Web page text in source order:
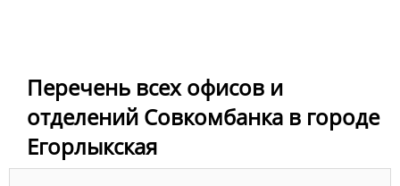
Перечень всех офисов и
отделений Совкомбанка в городе
Егорлыкская